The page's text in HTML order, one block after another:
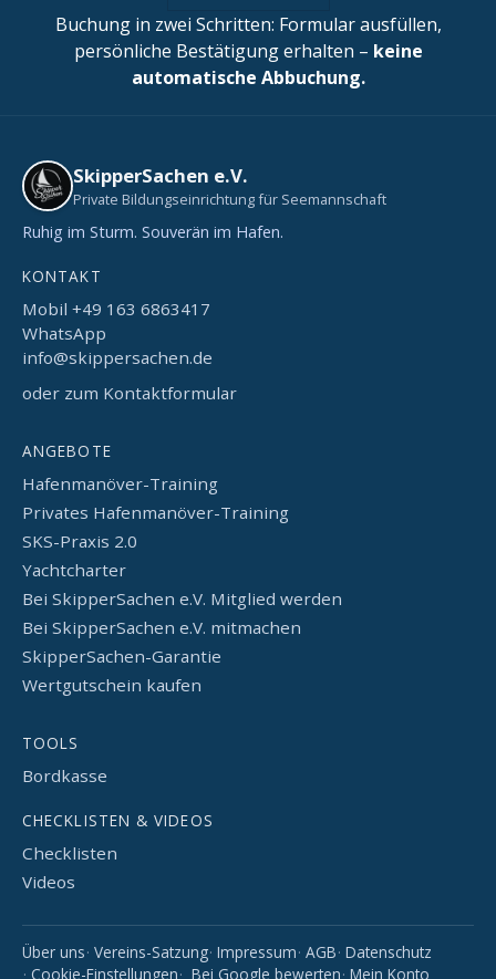
Buchung in zwei Schritten: Formular ausfüllen,
persönliche Bestätigung erhalten – keine
automatische Abbuchung.
SkipperSachen e.V.
Private Bildungseinrichtung für Seemannschaft
Ruhig im Sturm. Souverän im Hafen.
KONTAKT
Mobil +49 163 6863417
WhatsApp
info@skippersachen.de
oder zum Kontaktformular
ANGEBOTE
Hafenmanöver-Training
Privates Hafenmanöver-Training
SKS-Praxis 2.0
Yachtcharter
Bei SkipperSachen e.V. Mitglied werden
Bei SkipperSachen e.V. mitmachen
SkipperSachen-Garantie
Wertgutschein kaufen
TOOLS
Bordkasse
CHECKLISTEN & VIDEOS
Checklisten
Videos
Über uns Vereins-Satzung Impressum AGB Datenschutz
Cookie-Einstellungen
Bei Google bewerten Mein Konto